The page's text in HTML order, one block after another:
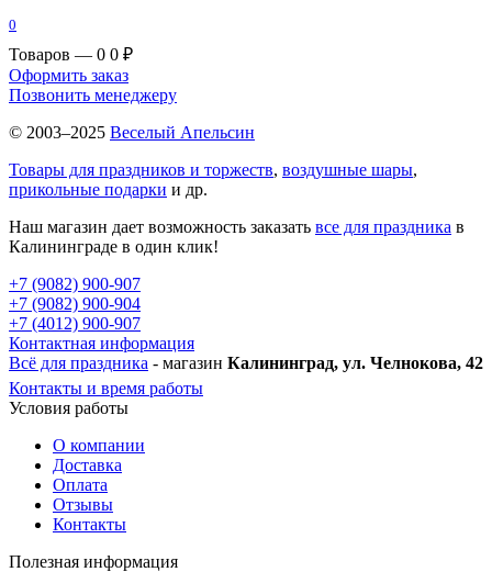
0
Товаров — 0 0 ₽
Оформить заказ
Позвонить менеджеру
© 2003–2025 Веселый Апельсин
Товары для праздников и торжеств, воздушные шары,
прикольные подарки и др.
Наш магазин дает возможность заказать все для праздника в
Калининграде в один клик!
+7 (9082) 900-907
+7 (9082) 900-904
+7 (4012) 900-907
Контактная информация
Всё для праздника - магазин Калининград, ул. Челнокова, 42
Контакты и время работы
Условия работы
О компании
Доставка
Оплата
Отзывы
Контакты
Полезная информация